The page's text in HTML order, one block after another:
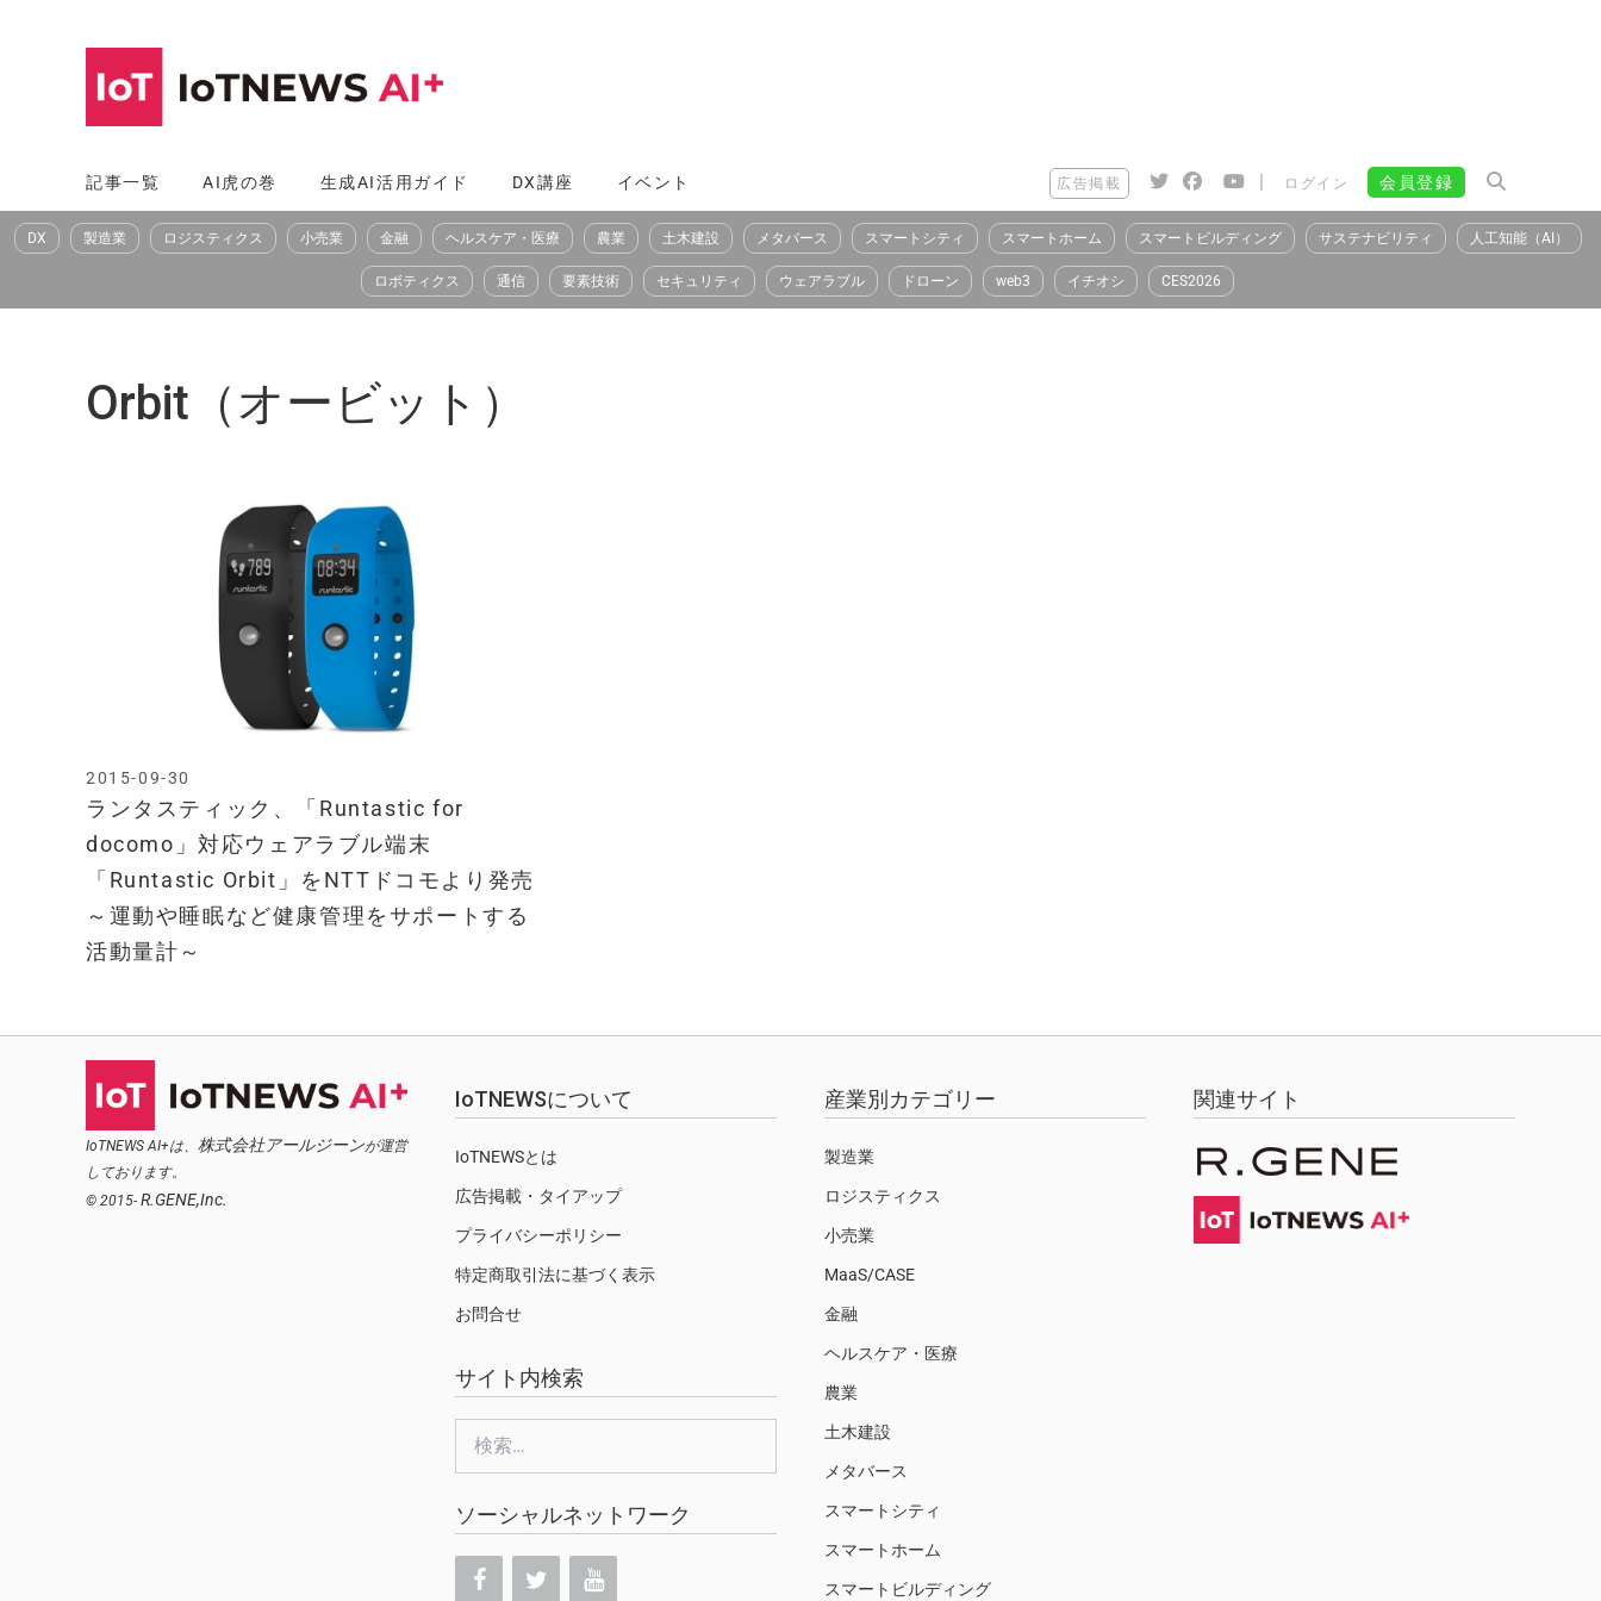
へ
ス
記事一覧 AI虎の巻 生成AI活用ガイド DX講座 イベント 広告掲載 | ログイン 会員登録
DX 製造業 ロジスティクス 小売業 金融 ヘルスケア・医療 農業 土木建設 メタバース スマートシティ スマートホーム スマートビルディング サステナビリティ 人工知能（AI）
ロボティクス 通信 要素技術 セキュリティ ウェアラブル ドローン web3 イチオシ CES2026
Orbit（オービット）
ランタスティック、「Runtastic for
docomo」対応ウェアラブル端末
「Runtastic Orbit」をNTTドコモより発売
～運動や睡眠など健康管理をサポートする
活動量計～
2015-09-30
IoTNEWS AI+は、 株式会社アールジーンが運営
しております。
© 2015- R.GENE,Inc.
IoTNEWSについて
IoTNEWSとは
広告掲載・タイアップ
プライバシーポリシー
特定商取引法に基づく表示
お問合せ
サイト内検索
ソーシャルネットワーク
産業別カテゴリー
製造業
ロジスティクス
小売業
MaaS/CASE
金融
ヘルスケア・医療
農業
土木建設
メタバース
スマートシティ
スマートホーム
スマートビルディング
関連サイト